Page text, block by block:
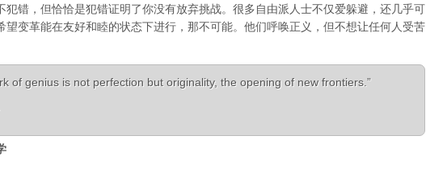
犯错，但恰恰是犯错证明了你没有放弃挑战。很多自由派人士不仅爱躲避，还几乎可
望变革能在友好和睦的状态下进行，那不可能。他们呼唤正义，但不想让任何人受苦
of genius is not perfection but originality, the opening of new frontiers.”